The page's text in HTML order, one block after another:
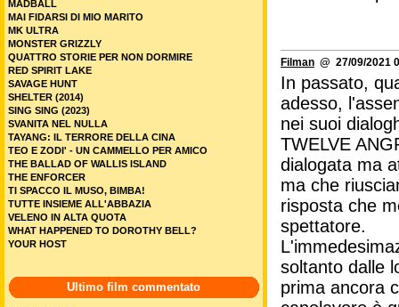
Filman @ 27/09/2021
In passato,
adesso,
nei suoi
TWELVE
dialogata ma
ma che
risposta che
spettatore.
soltanto dalle
prima ancora
MADBALL
MAI FIDARSI DI MIO MARITO
MK ULTRA
MONSTER GRIZZLY
QUATTRO STORIE PER NON DORMIRE
RED SPIRIT LAKE
SAVAGE HUNT
SHELTER (2014)
SING SING (2023)
SVANITA NEL NULLA
TAYANG: IL TERRORE DELLA CINA
TEO E ZODI' - UN CAMMELLO PER AMICO
THE BALLAD OF WALLIS ISLAND
THE ENFORCER
TI SPACCO IL MUSO, BIMBA!
TUTTE INSIEME ALL'ABBAZIA
VELENO IN ALTA QUOTA
WHAT HAPPENED TO DOROTHY BELL?
YOUR HOST
Ultimo film commentato